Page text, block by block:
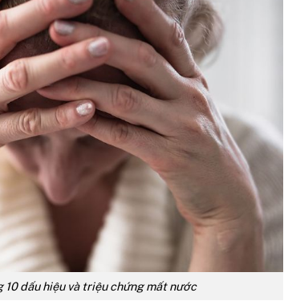
10 dấu hiệu và triệu chứng mất nước